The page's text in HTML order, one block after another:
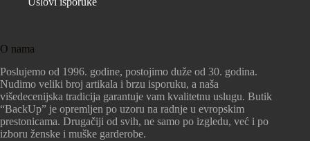
O nama
Poslujemo od 1996. godine, postojimo duže od 30. godina.
Nudimo veliki broj artikala i brzu isporuku, a naša
višedecenijska tradicija garantuje vam kvalitetnu uslugu. Butik
“BackUp” je opremljen po uzoru na radnje u evropskim
prestonicama. Drugačiji od svih, ne samo po izgledu, već i po
izboru ženske i muške garderobe.